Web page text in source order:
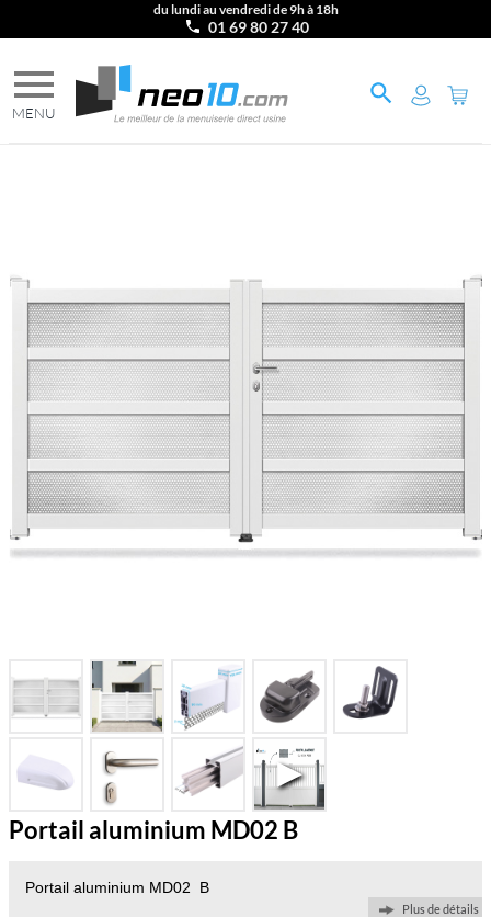
du lundi au vendredi de 9h à 18h
01 69 80 27 40
Portail aluminium MD02 B
Portail aluminium MD02 B
Plus de détails